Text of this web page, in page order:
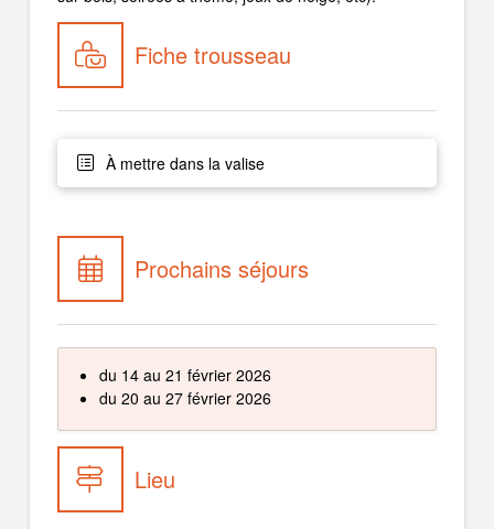
Fiche trousseau
À mettre dans la valise
Prochains séjours
du 14 au 21 février 2026
du 20 au 27 février 2026
Lieu